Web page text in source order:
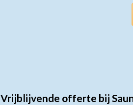
Vrijblijvende offerte bij